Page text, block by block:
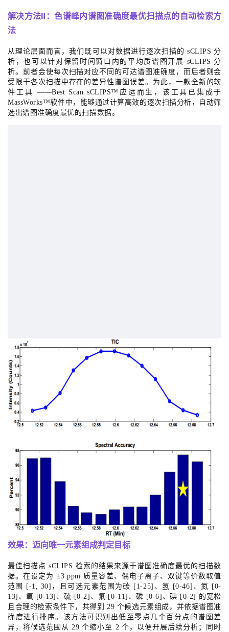
解决方法Ⅱ ：色谱峰内谱图准确度最优扫描点的自动检索方
法
从理论层面而言，我们既可以对数据进行逐次扫描的 sCLIPS 分
析，也可以针对保留时间窗口内的平均质谱图开展 sCLIPS 分
析。前者会使每次扫描对应不同的可达谱图准确度，而后者则会
受限于各次扫描中存在的差异性谱图误差。为此，一款全新的软
件工具 ——Best Scan sCLIPS™应运而生，该工具已集成于
MassWorks™软件中，能够通过计算高效的逐次扫描分析，自动筛
选出谱图准确度最优的扫描数据。
效果：迈向唯一元素组成判定目标
最佳扫描点 sCLIPS 检索的结果来源于谱图准确度最优的扫描数
据。在设定为 ±3 ppm 质量容差、偶电子离子、双键等价数取值
范围 [-1, 30]，且可选元素范围为碳 [1-25]、氢 [0-46]、氮 [0-
13]、氧 [0-13]、硫 [0-2]、氟 [0-11]、磷 [0-6]、碘 [0-2] 的宽松
且合理的检索条件下，共得到 29 个候选元素组成，并依据谱图准
确度进行排序。该方法可识别出低至零点几个百分点的谱图差
异，将候选范围从 29 个缩小至 2 个，以便开展后续分析；同时